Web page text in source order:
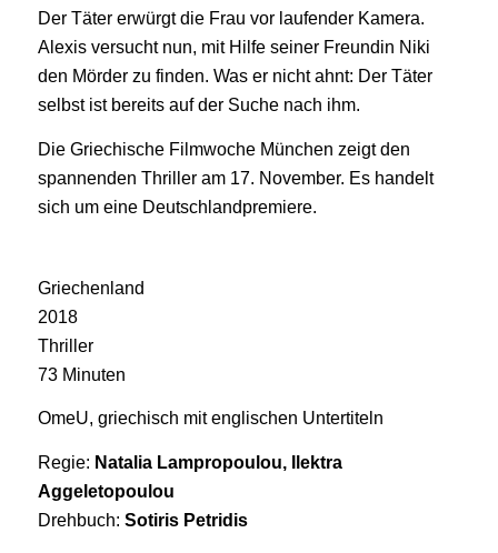
Der Täter erwürgt die Frau vor laufender Kamera.
Alexis versucht nun, mit Hilfe seiner Freundin Niki
den Mörder zu finden. Was er nicht ahnt: Der Täter
selbst ist bereits auf der Suche nach ihm.
Die Griechische Filmwoche München zeigt den
spannenden Thriller am 17. November. Es handelt
sich um eine Deutschlandpremiere.
Griechenland
2018
Thriller
73 Minuten
OmeU, griechisch mit englischen Untertiteln
Regie: Natalia Lampropoulou, Ilektra
Aggeletopoulou
Drehbuch: Sotiris Petridis